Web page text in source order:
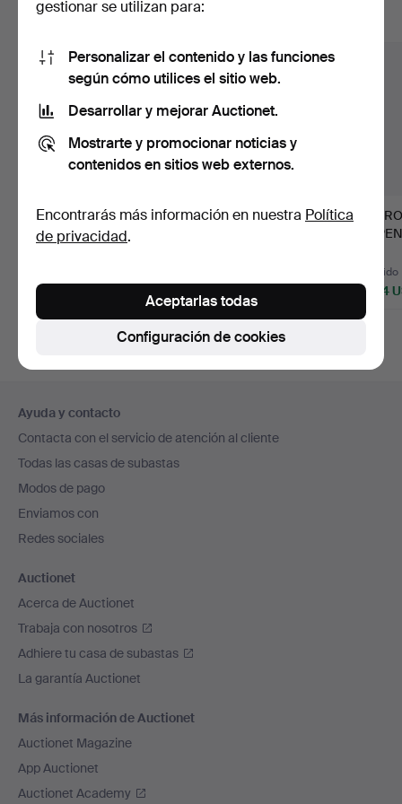
183.MOUSTIERS
FAJANSFABRIK, tazza,
2.109 USD
Lote
191.ROYAL
Vendido
3.164
en
el
pie
de
página
Ayuda y contacto
Contacta con el servicio de atención al cliente
Todas las casas de subastas
Modos de pago
Enviamos con
Redes sociales
Auctionet
Acerca de Auctionet
Trabaja con nosotros
Adhiere tu casa de subastas
La garantía Auctionet
Más información de Auctionet
Auctionet Magazine
App Auctionet
Auctionet Academy
gestionar se utilizan para:
Personalizar el contenido y las funciones
según cómo utilices el sitio web.
Desarrollar y mejorar Auctionet.
Mostrarte y promocionar noticias y
contenidos en sitios web externos.
Encontrarás más información en nuestra Política
de privacidad.
Configuración de cookies
Aceptarlas todas